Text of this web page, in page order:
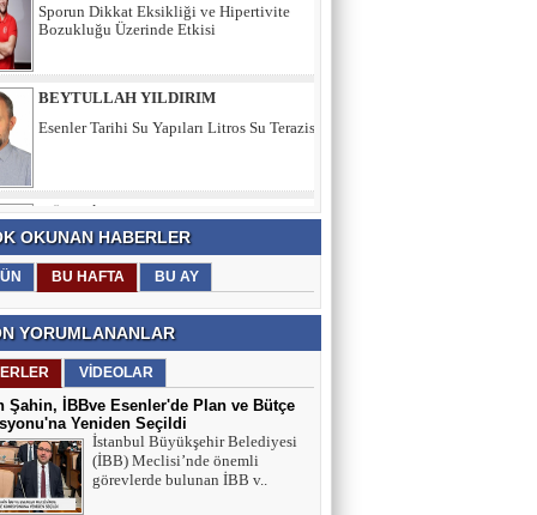
Esenler Tarihi Su Yapıları Litros Su Terazisi
TARIK SEZAİ KARATEPE
İstanbul Sözleşmesi değil, 'Veda Hutbesi!
AYŞE GÜL ÖZER
Aklın Sustuğu Yerde, “Ş İ D D E T”
Konuşur!
MUSTAFA KARACA
HAYVAN HAKLARI
OKUNAN HABERLER
BU HAFTA BU AY
YORUMLANANLAR
VİDEOLAR
Şahin, İBBve Esenler'de Plan ve Bütçe
Yeniden Seçildi
İstanbul Büyükşehir Belediyesi
(İBB) Meclisi’nde önemli
görevlerde bulunan İBB v..